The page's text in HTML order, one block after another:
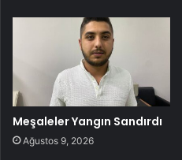
Meşaleler Yangın Sandırdı
Ağustos 9, 2026